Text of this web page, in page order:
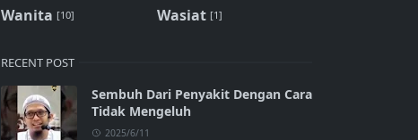
Wanita [10] Wasiat [1]
RECENT POST
Sembuh Dari Penyakit Dengan Cara
Tidak Mengeluh
2025/6/11